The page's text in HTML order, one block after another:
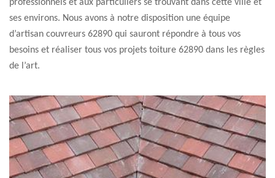
professionnels et aux particuliers se trouvant dans cette ville et
ses environs. Nous avons à notre disposition une équipe
d’artisan couvreurs 62890 qui sauront répondre à tous vos
besoins et réaliser tous vos projets toiture 62890 dans les règles
de l’art.